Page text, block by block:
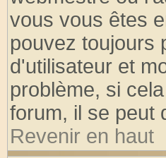
vous vous êtes
pouvez toujours
d'utilisateur et
problème, si
forum, il se peut
Revenir en haut